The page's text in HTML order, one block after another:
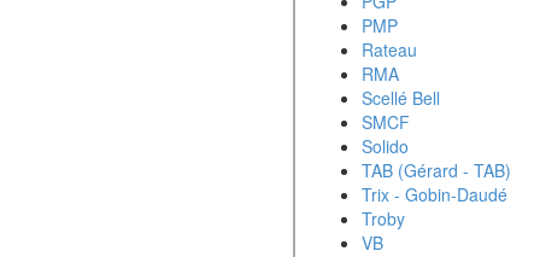
PMP
Rateau
RMA
Scellé Bell
SMCF
Solido
TAB (Gérard - TAB)
Trix - Gobin-Daudé
Troby
VB